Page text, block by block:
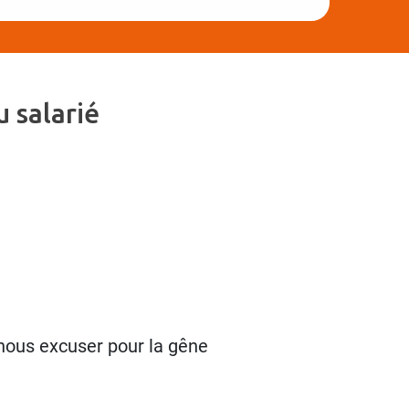
salarié